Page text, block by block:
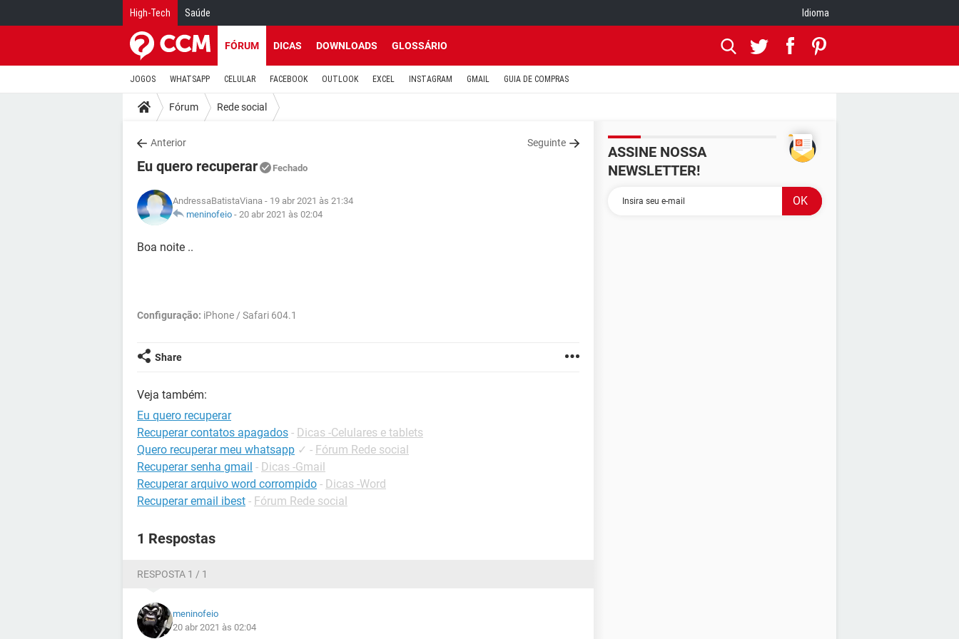
High-Tech Saúde Idioma
FÓRUM DICAS DOWNLOADS GLOSSÁRIO
JOGOS WHATSAPP CELULAR FACEBOOK OUTLOOK EXCEL INSTAGRAM GMAIL GUIA DE COMPRAS
Fórum Rede social
Anterior Seguinte
Eu quero recuperar Fechado
AndressaBatistaViana - 19 abr 2021 às 21:34
meninofeio - 20 abr 2021 às 02:04
Boa noite ..
Configuração: iPhone / Safari 604.1
Share
Veja também:
Eu quero recuperar
Recuperar contatos apagados - Dicas -Celulares e tablets
Quero recuperar meu whatsapp ✓ - Fórum Rede social
Recuperar senha gmail - Dicas -Gmail
Recuperar arquivo word corrompido - Dicas -Word
Recuperar email ibest - Fórum Rede social
1 Respostas
RESPOSTA 1 / 1
meninofeio
20 abr 2021 às 02:04
ASSINE NOSSA
NEWSLETTER!